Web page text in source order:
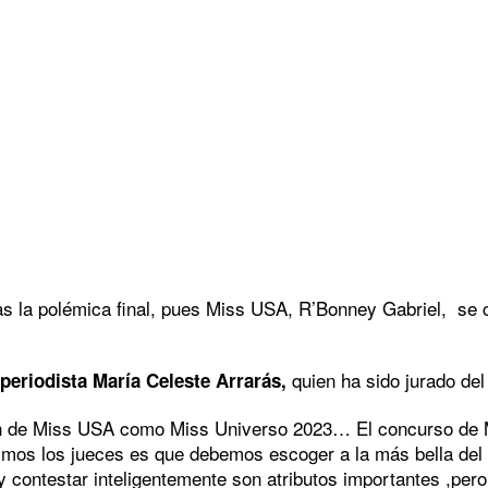
la polémica final, pues Miss USA, R’Bonney Gabriel,
María Celeste Arrarás, quien ha sido jurado
Miss USA como Miss Universo 2023… El concurso
los jueces es que debemos escoger a la más bella
inteligentemente son atributos importantes